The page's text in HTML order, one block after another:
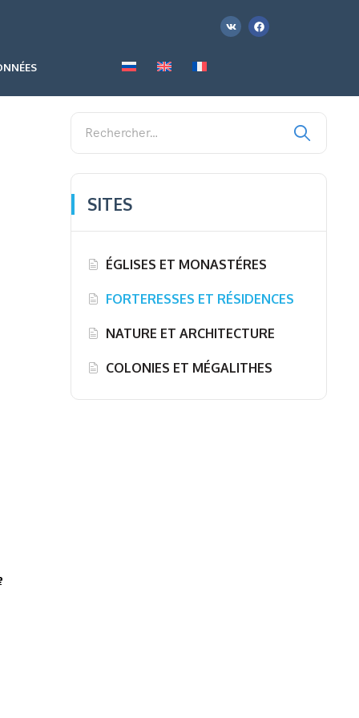
SITES
ÉGLISES ET MONASTÉRES
FORTERESSES ET RÉSIDENCES
NATURE ET ARCHITECTURE
COLONIES ET MÉGALITHES